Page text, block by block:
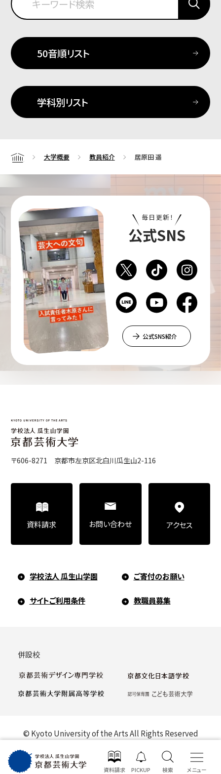
資料請求 検索
PICKUP メニュー
50音順リスト
学科別リスト
Home 大学概要 教員紹介 居原田 遥
毎日更新！
公式SNS
公式SNS紹介
〒606-8271 京都市左京区北白川瓜生山2-116
学校法人 瓜生山学園 ご寄付のお願い
サイトご利用条件 教職員募集
資料請求 お問い合わせ アクセス
併設校
© Kyoto University of the Arts All Rights Reserved